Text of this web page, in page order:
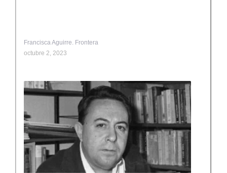
Francisca Aguirre. Frontera
octubre 2, 2023